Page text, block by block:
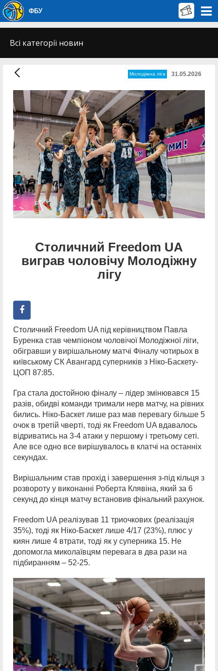
ФБУ
Всі категорії новин
Молодіжна ліга 31.05.2026
Столичний Freedom UA
виграв чоловічу Молодіжну
лігу
Столичний Freedom UA під керівництвом Павла
Буренка став чемпіоном чоловічої Молодіжної ліги,
обігравши у вирішальному матчі Фіналу чотирьох в
київському СК Авангард суперників з Ніко-Баскету-
ЦОП 87:85.
Гра стала достойною фіналу – лідер змінювався 15
разів, обидві команди тримали нерв матчу, на рівних
бились. Ніко-Баскет лише раз мав перевагу більше 5
очок в третій чверті, тоді як Freedom UA вдавалось
відриватись на 3-4 атаки у першому і третьому сеті.
Але все одно все вирішувалось в клатчі на останніх
секундах.
Вирішальним став прохід і завершення з-під кільця з
розвороту у виконанні Роберта Клявіна, який за 6
секунд до кінця матчу встановив фінальний рахунок.
Freedom UA реалізував 11 триочкових (реалізація
35%), тоді як Ніко-Баскет лише 4/17 (23%), плюс у
киян лише 4 втрати, тоді як у суперника 15. Не
допомогла миколаївцям перевага в два рази на
підбиранням – 52-25.